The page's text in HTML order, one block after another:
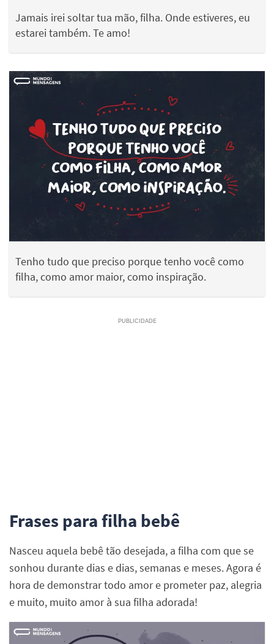
Jamais irei soltar tua mão, filha. Onde estiveres, eu
estarei também. Te amo!
Tenho tudo que preciso porque tenho você como
filha, como amor maior, como inspiração.
Frases para filha bebê
Nasceu aquela bebê tão desejada, a filha com que se
sonhou durante dias e dias, semanas e meses. Agora é
hora de demonstrar todo amor e prometer paz, alegria
e muito, muito amor à sua filha adorada!